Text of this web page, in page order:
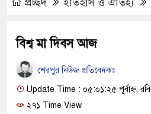
বিশ্ব মা দিবস আজ
শেরপুর নিউজ প্রতিবেদকঃ
Update Time : ০৫:০১:২৫ পূর্বাহ্ন,
২৭১ Time View